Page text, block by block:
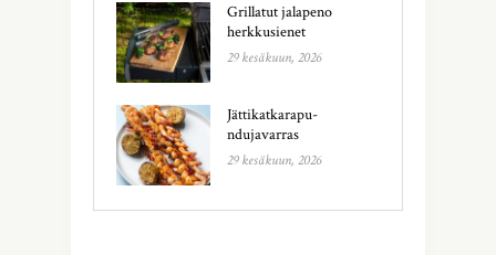
Grillatut jalapeno
herkkusienet
29 kesäkuun, 2026
Jättikatkarapu-
ndujavarras
29 kesäkuun, 2026